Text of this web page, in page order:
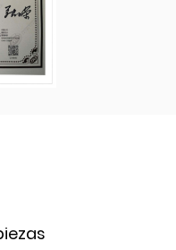
sistema de
y hemos
procedimientos
cada envío de